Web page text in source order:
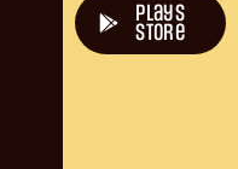
plays
store